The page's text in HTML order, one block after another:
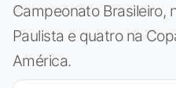
Campeonato Brasileiro,
Paulista e quatro na
América.